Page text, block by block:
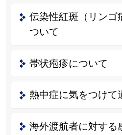
伝染性紅斑（リンゴ
ついて
帯状疱疹について
熱中症に気をつけて
海外渡航者に対する